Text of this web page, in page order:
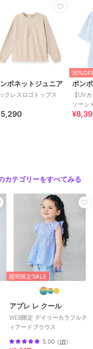
ポネットジュニア
クレスロゴトップス
ポン
【UV
ソーシ
カテゴリーをすべてみる
期間限定SALE
アプレ レ クール
WEB限定 デイリーカラフルテ
ィアードブラウス
5.00（1件）